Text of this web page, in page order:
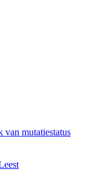
van mutatiestatus